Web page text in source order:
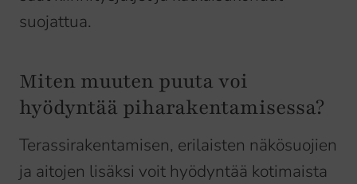
suojattua.
Miten muuten puuta voi
hyödyntää piharakentamisessa?
Terassirakentamisen, erilaisten näkösuojien
ja aitojen lisäksi voit hyödyntää kotimaista